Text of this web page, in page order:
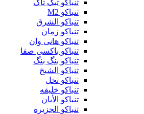
تنباکو تیک تاک
تنباکو M2
تنباکو الشرق
تنباکو زمان
تنباکو هانی وان
تنباکو باکسی صفا
تنباکو بنگ بنگ
تنباکو الشیخ
تنباکو نخل
تنباکو خلیفه
تنباکو الأیان
تنباکو الجزیره